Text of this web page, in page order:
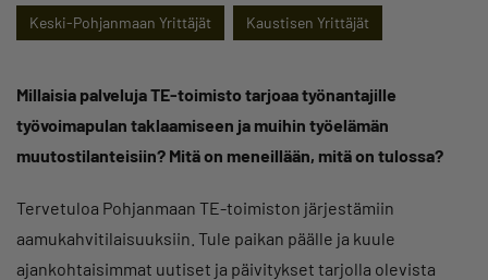
Keski-Pohjanmaan Yrittäjät Kaustisen Yrittäjät
Millaisia palveluja TE-toimisto tarjoaa työnantajille
työvoimapulan taklaamiseen ja muihin työelämän
muutostilanteisiin? Mitä on meneillään, mitä on tulossa?
Tervetuloa Pohjanmaan TE-toimiston järjestämiin
aamukahvitilaisuuksiin. Tule paikan päälle ja kuule
ajankohtaisimmat uutiset ja päivitykset tarjolla olevista